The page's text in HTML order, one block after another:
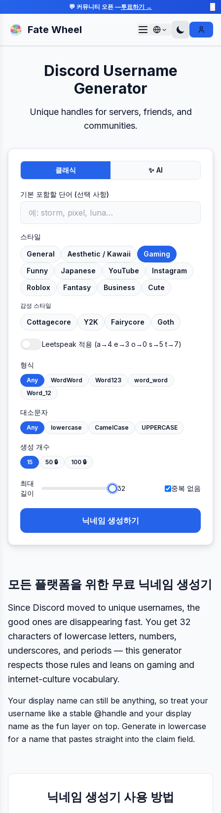
💬 커뮤니티 오픈 —투표하기 →
Fate Wheel Sign In
Discord Username
Generator
Unique handles for servers, friends, and
communities.
클래식 ✨ AI
기본 포함할 단어 (선택 사항)
스타일
General Aesthetic / Kawaii
Gaming
Funny
Japanese YouTube
Instagram
Roblox
Fantasy Business Cute
감성 스타일
Cottagecore Y2K Fairycore Goth
Leetspeak 적용 (a→4 e→3 o→0 s→5 t→7)
형식
Any WordWord Word123
word_word
Word_12
대소문자
Any lowercase CamelCase UPPERCASE
생성 개수
15 50 🔒 100 🔒
최대
길이
32 중복 없음
닉네임 생성하기
모든 플랫폼을 위한 무료 닉네임 생성기
Since Discord moved to unique usernames, the
good ones are disappearing fast. You get 32
characters of lowercase letters, numbers,
underscores, and periods — this generator
respects those rules and leans on gaming and
internet-culture vocabulary.
Your display name can still be anything, so treat your
username like a stable @handle and your display
name as the fun layer on top. Generate in lowercase
for a name that pastes straight into the claim field.
닉네임 생성기 사용 방법